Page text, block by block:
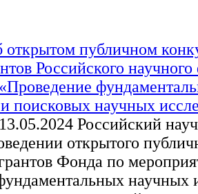
открытом публичном
Российского
поисковых научных
13.05.2024 Российский
открытого
Фонда по
научных